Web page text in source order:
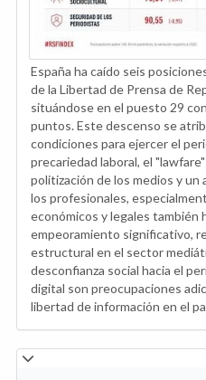
España ha caído seis
de la Libertad de Prensa de
situándose en el puesto 29
puntos. Este descenso se
condiciones para ejercer el
precariedad laboral, el
politización de los medios y un
los profesionales,
económicos y legales también
empeoramiento significativo,
estructural en el sector
desconfianza social hacia el
digital son preocupaciones
libertad de información en el